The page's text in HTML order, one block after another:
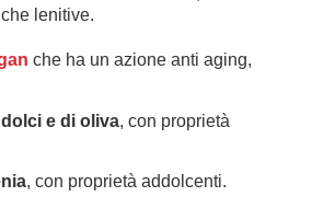
lenitive.
che ha un azione anti aging,
e di oliva, con proprietà
, con proprietà addolcenti.